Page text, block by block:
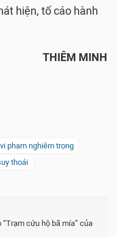
hiện, tố cáo hành
THIÊM MINH
phạm nghiêm trọng
thoái
cứu hộ bã mía” của